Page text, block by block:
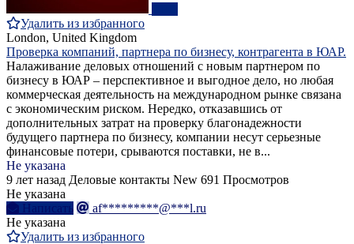
Удалить из избранного
London, United Kingdom
Проверка компаний, партнера по бизнесу, контрагента в ЮАР.
Налаживание деловых отношений с новым партнером по
бизнесу в ЮАР – перспективное и выгодное дело, но любая
коммерческая деятельность на международном рынке связана
с экономическим риском. Нередко, отказавшись от
дополнительных затрат на проверку благонадежности
будущего партнера по бизнесу, компании несут серьезные
финансовые потери, срываются поставки, не в...
Не указана
9 лет назад Деловые контакты New 691 Просмотров
Не указана
Написать
af*********@***l.ru
Не указана
Удалить из избранного